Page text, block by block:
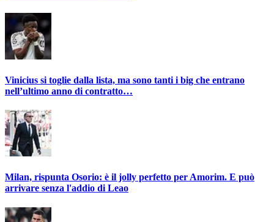
Vinicius si toglie dalla lista, ma sono tanti i big che entrano
nell’ultimo anno di contratto…
Milan, rispunta Osorio: è il jolly perfetto per Amorim. E può
arrivare senza l'addio di Leao